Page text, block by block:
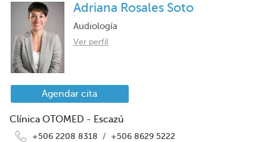
Adriana Rosales Soto
Audiología
Ver perfil
Agendar cita
Clínica OTOMED - Escazú
+506 2208 8318 /
+506 8629 5222